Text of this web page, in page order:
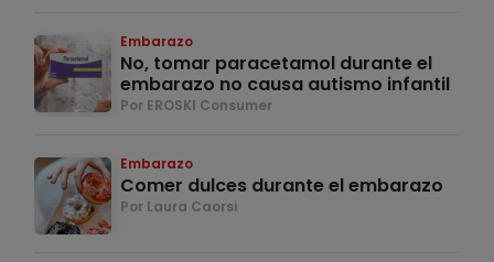
Embarazo
No, tomar paracetamol durante el
embarazo no causa autismo infantil
Por EROSKI Consumer
Embarazo
Comer dulces durante el embarazo
Por Laura Caorsi